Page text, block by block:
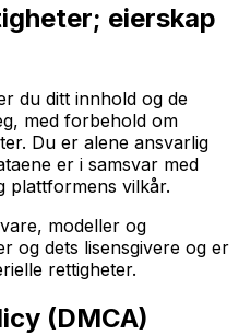
eierskap
du ditt innhold og de
med forbehold om
Du er alene ansvarlig
er i samsvar med
plattformens vilkår.
modeller og
og dets lisensgivere og er
rettigheter.
(DMCA)